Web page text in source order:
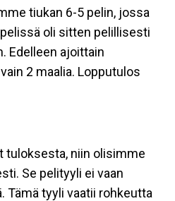
tiukan 6-5 pelin, jossa
oli sitten pelillisesti
Edelleen ajoittain
2 maalia. Lopputulos
tuloksesta, niin olisimme
Se pelityyli ei vaan
Tämä tyyli vaatii rohkeutta